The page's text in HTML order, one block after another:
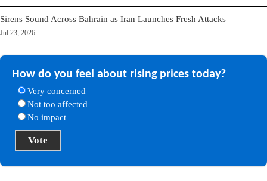
Sirens Sound Across Bahrain as Iran Launches Fresh Attacks
Jul 23, 2026
How do you feel about rising prices today?
Very concerned
Not too affected
No impact